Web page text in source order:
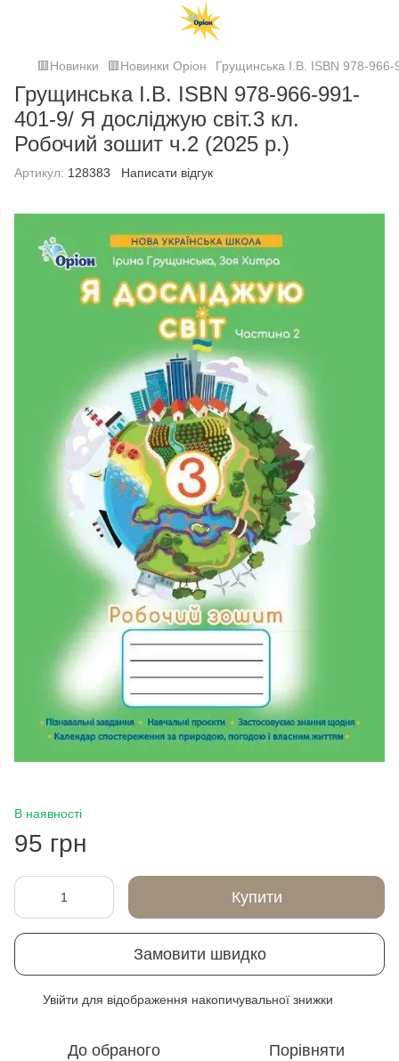
🟥Новинки 🟥Новинки Оріон Грущинська І.В. ISBN 978-
Грущинська І.В. ISBN 978-966-991-
401-9/ Я досліджую світ.3 кл.
Робочий зошит ч.2 (2025 р.)
Артикул: 128383 Написати відгук
В наявності
95 грн
Купити
Замовити швидко
Увійти для відображення накопичувальної знижки
До обраного Порівняти